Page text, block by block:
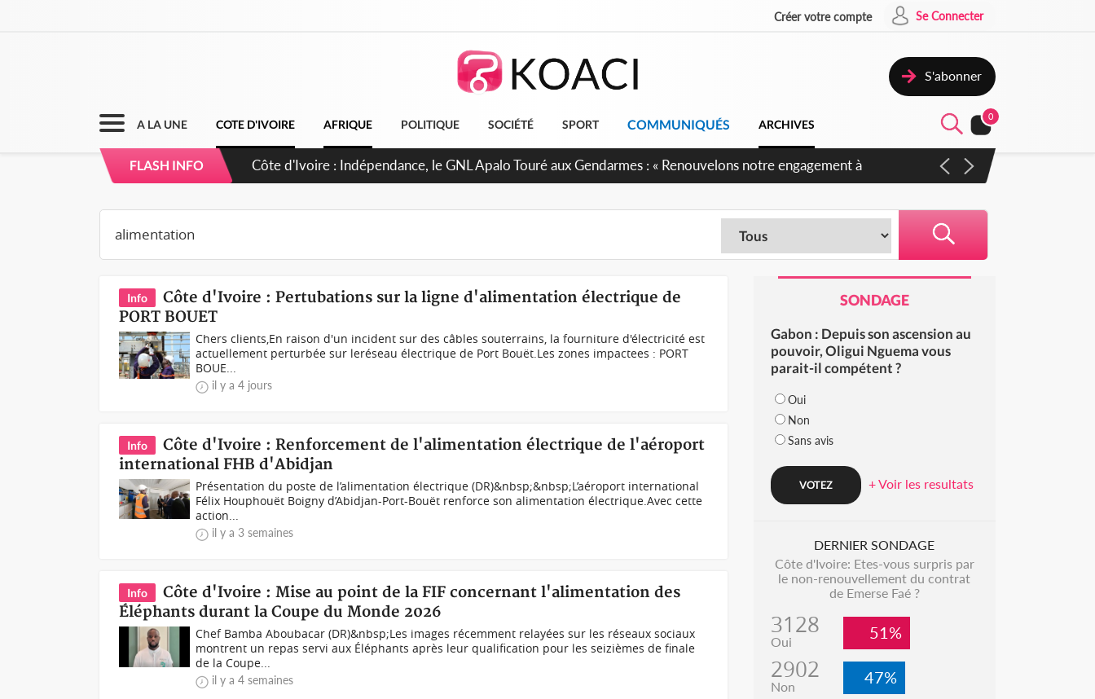
Créer votre compte Se Connecter
S'abonner
A LA UNE COTE D'IVOIRE AFRIQUE POLITIQUE SOCIÉTÉ SPORT COMMUNIQUÉS ARCHIVES
0
FLASH INFO
Sierra Leone : Un projet de réforme constitutionnelle en gestation, points clés des amendements, un exclu
Info
Côte d'Ivoire : Pertubations sur la ligne d'alimentation électrique de
PORT BOUET
Chers clients,En raison d'un incident sur des câbles souterrains, la fourniture d'électricité est
actuellement perturbée sur leréseau électrique de Port Bouët.Les zones impactees : PORT
BOUE...
il y a 4 jours
Info
Côte d'Ivoire : Renforcement de l'alimentation électrique de l'aéroport
international FHB d'Abidjan
Présentation du poste de l’alimentation électrique (DR)&nbsp;&nbsp;L’aéroport international
Félix Houphouët Boigny d’Abidjan-Port-Bouët renforce son alimentation électrique.Avec cette
action...
il y a 3 semaines
Info
Côte d'Ivoire : Mise au point de la FIF concernant l'alimentation des
Éléphants durant la Coupe du Monde 2026
Chef Bamba Aboubacar (DR)&nbsp;Les images récemment relayées sur les réseaux sociaux
montrent un repas servi aux Éléphants après leur qualification pour les seizièmes de finale
de la Coupe...
il y a 4 semaines
SONDAGE
Gabon : Depuis son ascension au
pouvoir, Oligui Nguema vous
parait-il compétent ?
Oui
Non
Sans avis
+ Voir les resultats
DERNIER SONDAGE
Côte d'Ivoire: Etes-vous surpris par
le non-renouvellement du contrat
de Emerse Faé ?
3128
Oui 51%
2902
Non 47%